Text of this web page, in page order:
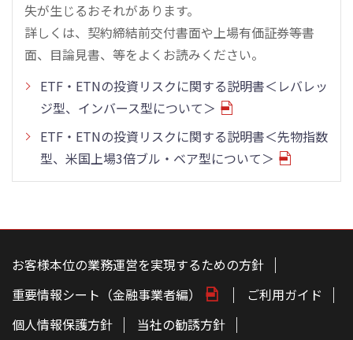
失が生じるおそれがあります。
詳しくは、契約締結前交付書面や上場有価証券等書
面、目論見書、等をよくお読みください。
ETF・ETNの投資リスクに関する説明書＜レバレッ
ジ型、インバース型について＞
ETF・ETNの投資リスクに関する説明書＜先物指数
型、米国上場3倍ブル・ベア型について＞
こ
お客様本位の業務運営を実現するための方針
重要情報シート（金融事業者編）
ご利用ガイド
個人情報保護方針
当社の勧誘方針